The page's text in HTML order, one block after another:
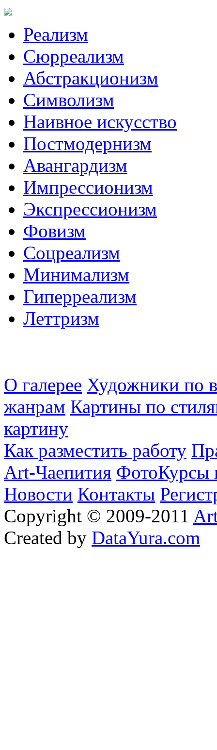
Реализм
Сюрреализм
Абстракционизм
Символизм
Наивное искусство
Постмодернизм
Авангардизм
Импрессионизм
Экспрессионизм
Фовизм
Соцреализм
Минимализм
Гиперреализм
Леттризм
О галерее Художники по
жанрам Картины по
картину
Как разместить работу
Art-Чаепития ФотоКурсы
Новости Контакты
Copyright © 2009-2011
Created by DataYura.com